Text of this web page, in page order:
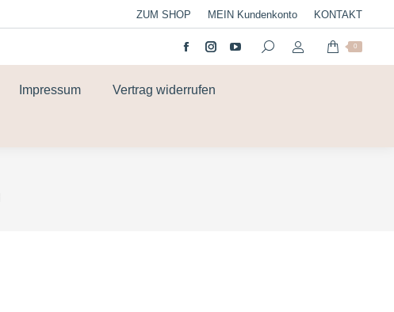
ZUM SHOP MEIN Kundenkonto KONTAKT
0
Impressum Vertrag widerrufen